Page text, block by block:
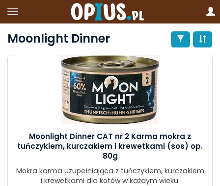
Moonlight Dinner
Moonlight Dinner CAT nr 2 Karma mokra z
tuńczykiem, kurczakiem i krewetkami (sos) op.
80g
Mokra karma uzupełniająca z tuńczykiem, kurczakiem
i krewetkami dla kotów w każdym wieku.